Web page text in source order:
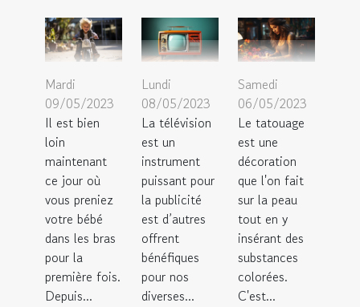
Mardi
09/05/2023
Il est bien
loin
maintenant
ce jour où
vous preniez
votre bébé
dans les bras
pour la
première fois.
Depuis...
Lundi
08/05/2023
La télévision
est un
instrument
puissant pour
la publicité
est d’autres
offrent
bénéfiques
pour nos
diverses...
Samedi
06/05/2023
Le tatouage
est une
décoration
que l'on fait
sur la peau
tout en y
insérant des
substances
colorées.
C'est...